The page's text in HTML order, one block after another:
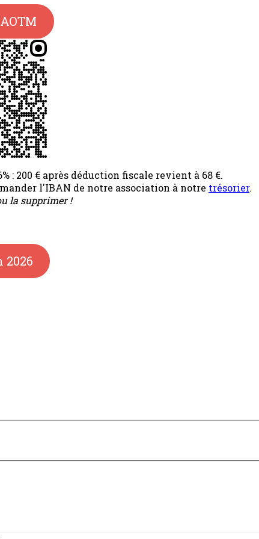
: 200 € après déduction fiscale revient à 68 €.
l'IBAN de notre association à notre trésorier.
la supprimer !
2026